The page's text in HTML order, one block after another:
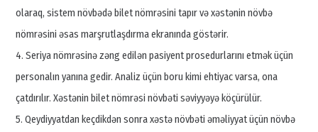
olaraq, sistem növbədə bilet nömrəsini tapır və xəstənin növbə
nömrəsini əsas marşrutlaşdırma ekranında göstərir.
4. Seriya nömrəsinə zəng edilən pasiyent prosedurlarını etmək üçün
personalın yanına gedir. Analiz üçün boru kimi ehtiyac varsa, ona
çatdırılır. Xəstənin bilet nömrəsi növbəti səviyyəyə köçürülür.
5. Qeydiyyatdan keçdikdən sonra xəstə növbəti əməliyyat üçün növbə